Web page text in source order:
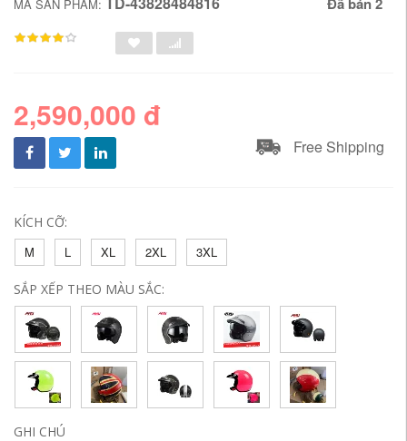
MÃ SẢN PHẨM:
2,590,000 đ
Free Shipping
KÍCH CỠ:
M
L XL 2XL 3XL
SẮP XẾP THEO MÀU SẮC:
GHI CHÚ